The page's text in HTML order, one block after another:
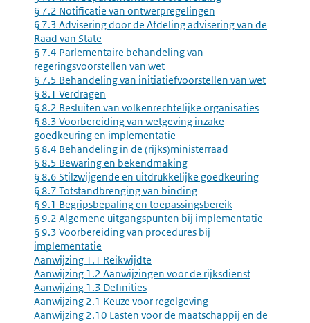
§ 7.2 Notificatie van ontwerpregelingen
§ 7.3 Advisering door de Afdeling advisering van de
Raad van State
§ 7.4 Parlementaire behandeling van
regeringsvoorstellen van wet
§ 7.5 Behandeling van initiatiefvoorstellen van wet
§ 8.1 Verdragen
§ 8.2 Besluiten van volkenrechtelijke organisaties
§ 8.3 Voorbereiding van wetgeving inzake
goedkeuring en implementatie
§ 8.4 Behandeling in de (rijks)ministerraad
§ 8.5 Bewaring en bekendmaking
§ 8.6 Stilzwijgende en uitdrukkelijke goedkeuring
§ 8.7 Totstandbrenging van binding
§ 9.1 Begripsbepaling en toepassingsbereik
§ 9.2 Algemene uitgangspunten bij implementatie
§ 9.3 Voorbereiding van procedures bij
implementatie
Aanwijzing 1.1 Reikwijdte
Aanwijzing 1.2 Aanwijzingen voor de rijksdienst
Aanwijzing 1.3 Definities
Aanwijzing 2.1 Keuze voor regelgeving
Aanwijzing 2.10 Lasten voor de maatschappij en de